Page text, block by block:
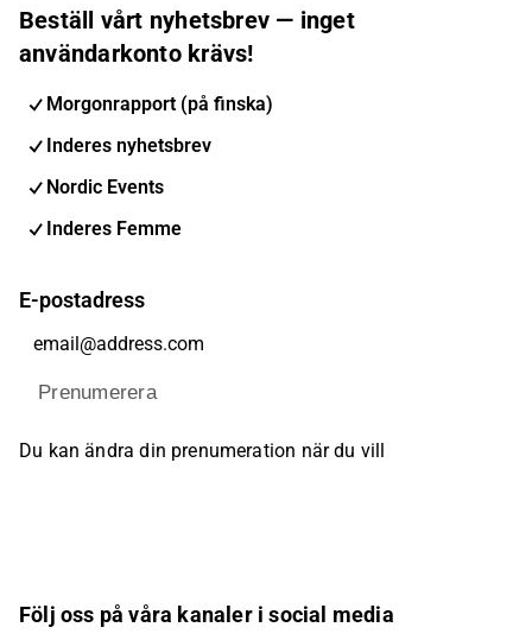
Beställ vårt nyhetsbrev — inget
användarkonto krävs!
Morgonrapport (på finska)
Inderes nyhetsbrev
Nordic Events
Inderes Femme
E-postadress
Prenumerera
Du kan ändra din prenumeration när du vill
Följ oss på våra kanaler i social media